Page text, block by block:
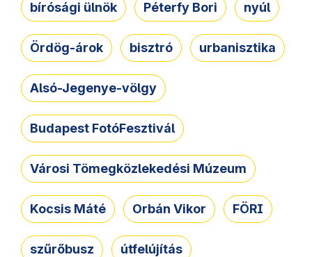
bírósági ülnök Péterfy Bori nyúl
Ördög-árok bisztró urbanisztika
Alsó-Jegenye-völgy
Budapest FotóFesztivál
Városi Tömegközlekedési Múzeum
Kocsis Máté Orbán Vikor FÖRI
szűrőbusz útfelújítás